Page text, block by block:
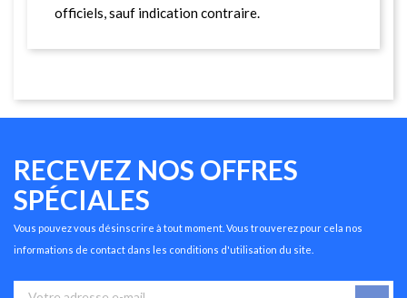
officiels, sauf indication contraire.
RECEVEZ NOS OFFRES
SPÉCIALES
Vous pouvez vous désinscrire à tout moment. Vous trouverez pour cela nos
informations de contact dans les conditions d'utilisation du site.